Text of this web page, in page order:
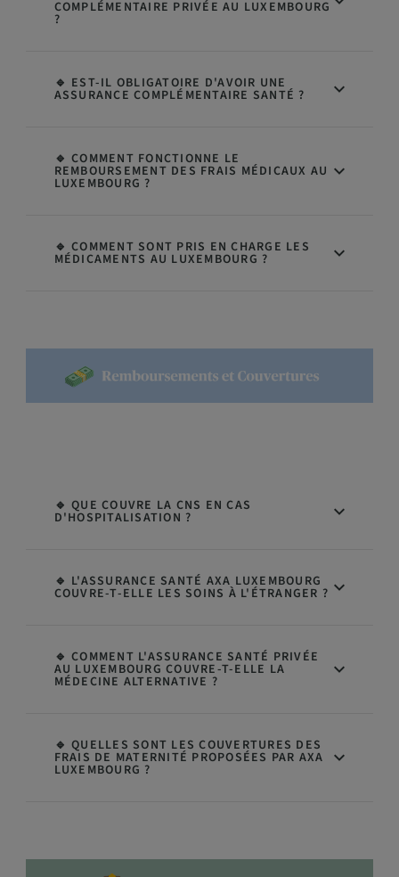
COMPLÉMENTAIRE PRIVÉE AU LUXEMBOURG
?
🔹 EST-IL OBLIGATOIRE D'AVOIR UNE
ASSURANCE COMPLÉMENTAIRE SANTÉ ?
🔹 COMMENT FONCTIONNE LE
REMBOURSEMENT DES FRAIS MÉDICAUX AU
LUXEMBOURG ?
🔹 COMMENT SONT PRIS EN CHARGE LES
MÉDICAMENTS AU LUXEMBOURG ?
🔹 QUE COUVRE LA CNS EN CAS
D'HOSPITALISATION ?
🔹 L'ASSURANCE SANTÉ AXA LUXEMBOURG
COUVRE-T-ELLE LES SOINS À L'ÉTRANGER ?
🔹 COMMENT L'ASSURANCE SANTÉ PRIVÉE
AU LUXEMBOURG COUVRE-T-ELLE LA
MÉDECINE ALTERNATIVE ?
🔹 QUELLES SONT LES COUVERTURES DES
FRAIS DE MATERNITÉ PROPOSÉES PAR AXA
LUXEMBOURG ?